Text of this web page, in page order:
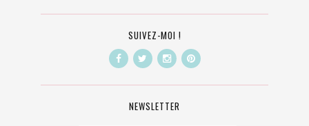
SUIVEZ-MOI !
NEWSLETTER